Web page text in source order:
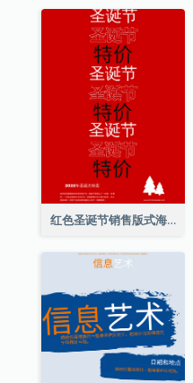
红色圣诞节销售版式海报